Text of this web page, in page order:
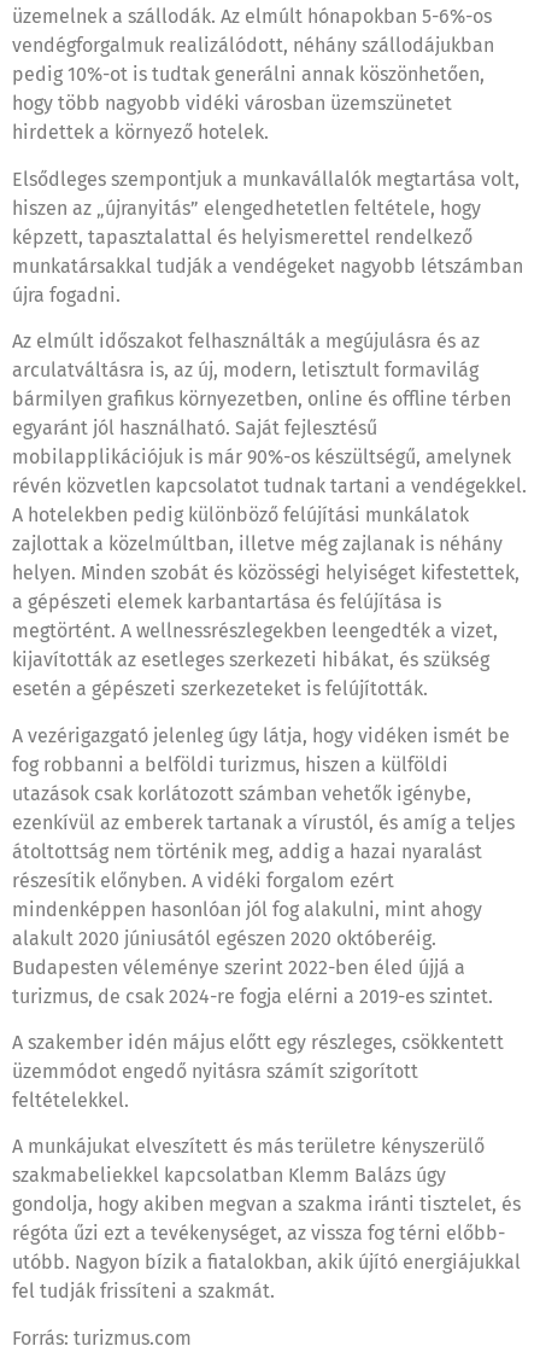
üzemelnek a szállodák. Az elmúlt hónapokban 5-6%-os
vendégforgalmuk realizálódott, néhány szállodájukban
pedig 10%-ot is tudtak generálni annak köszönhetően,
hogy több nagyobb vidéki városban üzemszünetet
hirdettek a környező hotelek.
Elsődleges szempontjuk a munkavállalók megtartása volt,
hiszen az „újranyitás” elengedhetetlen feltétele, hogy
képzett, tapasztalattal és helyismerettel rendelkező
munkatársakkal tudják a vendégeket nagyobb létszámban
újra fogadni.
Az elmúlt időszakot felhasználták a megújulásra és az
arculatváltásra is, az új, modern, letisztult formavilág
bármilyen grafikus környezetben, online és offline térben
egyaránt jól használható. Saját fejlesztésű
mobilapplikációjuk is már 90%-os készültségű, amelynek
révén közvetlen kapcsolatot tudnak tartani a vendégekkel.
A hotelekben pedig különböző felújítási munkálatok
zajlottak a közelmúltban, illetve még zajlanak is néhány
helyen. Minden szobát és közösségi helyiséget kifestettek,
a gépészeti elemek karbantartása és felújítása is
megtörtént. A wellnessrészlegekben leengedték a vizet,
kijavították az esetleges szerkezeti hibákat, és szükség
esetén a gépészeti szerkezeteket is felújították.
A vezérigazgató jelenleg úgy látja, hogy vidéken ismét be
fog robbanni a belföldi turizmus, hiszen a külföldi
utazások csak korlátozott számban vehetők igénybe,
ezenkívül az emberek tartanak a vírustól, és amíg a teljes
átoltottság nem történik meg, addig a hazai nyaralást
részesítik előnyben. A vidéki forgalom ezért
mindenképpen hasonlóan jól fog alakulni, mint ahogy
alakult 2020 júniusától egészen 2020 októberéig.
Budapesten véleménye szerint 2022-ben éled újjá a
turizmus, de csak 2024-re fogja elérni a 2019-es szintet.
A szakember idén május előtt egy részleges, csökkentett
üzemmódot engedő nyitásra számít szigorított
feltételekkel.
A munkájukat elveszített és más területre kényszerülő
szakmabeliekkel kapcsolatban Klemm Balázs úgy
gondolja, hogy akiben megvan a szakma iránti tisztelet, és
régóta űzi ezt a tevékenységet, az vissza fog térni előbb-
utóbb. Nagyon bízik a fiatalokban, akik újító energiájukkal
fel tudják frissíteni a szakmát.
Forrás: turizmus.com